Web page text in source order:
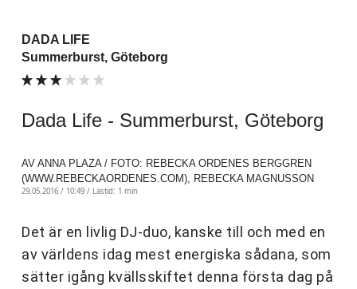
DADA LIFE
Summerburst, Göteborg
Dada Life - Summerburst, Göteborg
AV ANNA PLAZA / FOTO: REBECKA ORDENES BERGGREN
(WWW.REBECKAORDENES.COM), REBECKA MAGNUSSON
29.05.2016 / 10:49 / Lästid: 1 min
Det är en livlig DJ-duo, kanske till och med en
av världens idag mest energiska sådana, som
sätter igång kvällsskiftet denna första dag på